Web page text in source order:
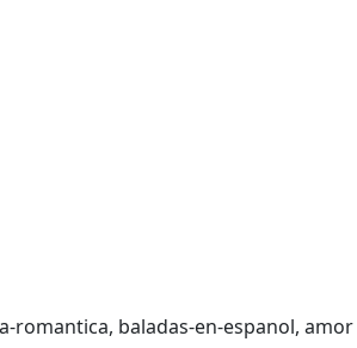
romantica, baladas-en-espanol, amor